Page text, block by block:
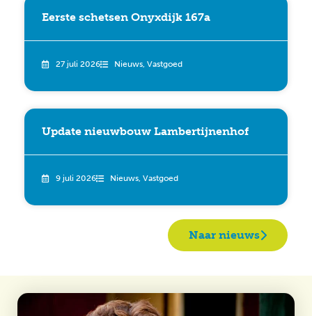
Eerste schetsen Onyxdijk 167a
27 juli 2026 Nieuws, Vastgoed
Update nieuwbouw Lambertijnenhof
9 juli 2026 Nieuws, Vastgoed
Naar nieuws